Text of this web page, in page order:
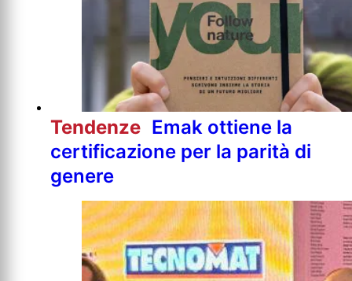
Tendenze Emak ottiene la
certificazione per la parità di
genere